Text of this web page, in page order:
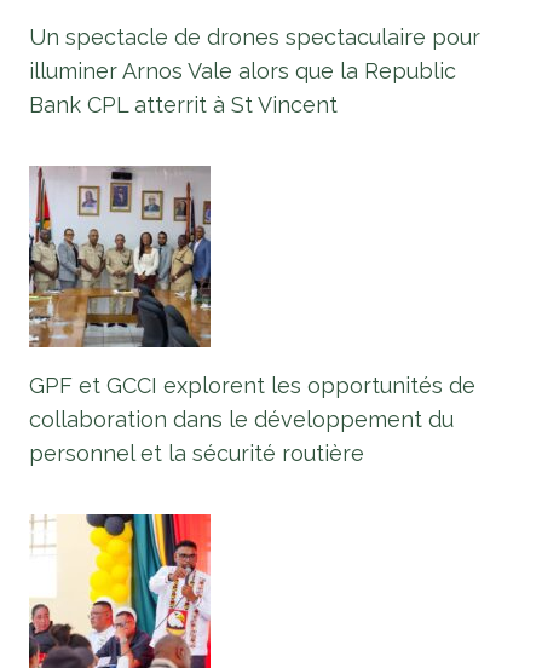
Un spectacle de drones spectaculaire pour
illuminer Arnos Vale alors que la Republic
Bank CPL atterrit à St Vincent
GPF et GCCI explorent les opportunités de
collaboration dans le développement du
personnel et la sécurité routière